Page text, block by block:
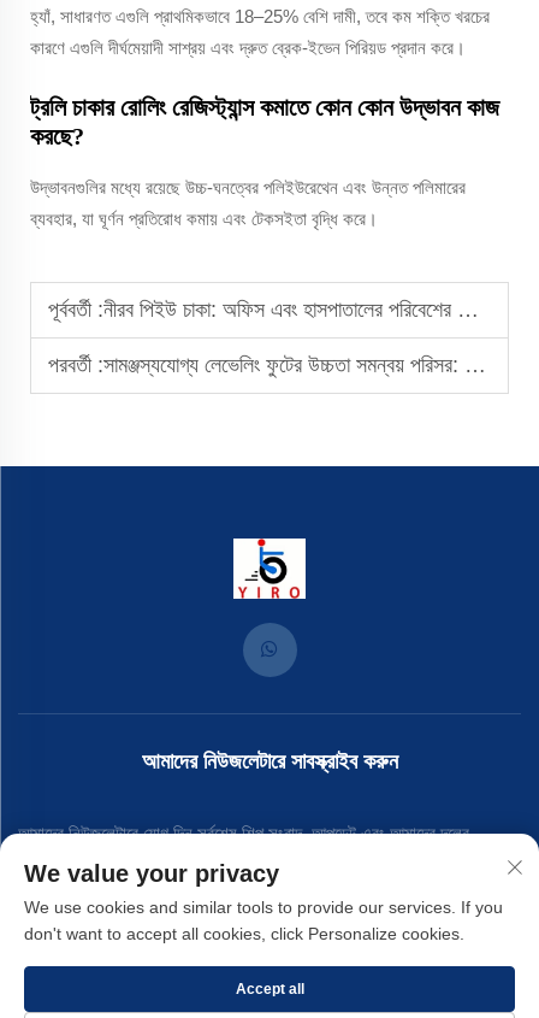
হ্যাঁ, সাধারণত এগুলি প্রাথমিকভাবে 18–25% বেশি দামী, তবে কম শক্তি খরচের
কারণে এগুলি দীর্ঘমেয়াদী সাশ্রয় এবং দ্রুত ব্রেক-ইভেন পিরিয়ড প্রদান করে।
ট্রলি চাকার রোলিং রেজিস্ট্যান্স কমাতে কোন কোন উদ্ভাবন কাজ
করছে?
উদ্ভাবনগুলির মধ্যে রয়েছে উচ্চ-ঘনত্বের পলিইউরেথেন এবং উন্নত পলিমারের
ব্যবহার, যা ঘূর্ণন প্রতিরোধ কমায় এবং টেকসইতা বৃদ্ধি করে।
পূর্ববর্তী :নীরব পিইউ চাকা: অফিস এবং হাসপাতালের পরিবেশের জন্য আদর্শ
পরবর্তী :সামঞ্জস্যযোগ্য লেভেলিং ফুটের উচ্চতা সমন্বয় পরিসর: সঠিক নির্বাচন করুন
আমাদের নিউজলেটারে সাবস্ক্রাইব করুন
আমাদের নিউজলেটারে যোগ দিন সর্বশেষ শিল্প সংবাদ, আপডেট এবং আমাদের দলের
অন্তর্দৃষ্টি পেতে।
We value your privacy
We use cookies and similar tools to provide our services. If you
don't want to accept all cookies, click Personalize cookies.
Accept all